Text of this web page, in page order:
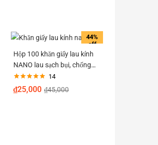
44%
off
Hộp 100 khăn giấy lau kính
NANO lau sạch bụi, chống
bám bẩn, chống nhờn trên
bề mặt kính, chống bám hơi
Được xếp
hạng5.005
14
₫25,000 ₫45,000